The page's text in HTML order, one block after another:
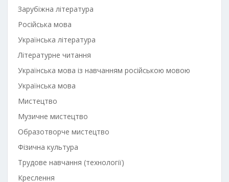
Зарубіжна література
Російська мова
Українська література
Літературне читання
Українська мова із навчанням російською мовою
Українська мова
Мистецтво
Музичне мистецтво
Образотворче мистецтво
Фізична культура
Трудове навчання (технології)
Креслення